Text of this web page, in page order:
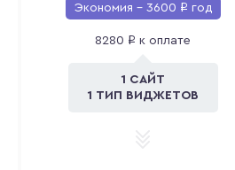
Экономия - 3600 i год
8280 i к оплате
1 САЙТ
1 ТИП ВИДЖЕТОВ